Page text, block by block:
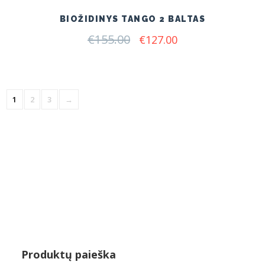
BIOŽIDINYS TANGO 2 BALTAS
€155.00 Original
€127.00Current
1 2 3 →
Produktų paieška